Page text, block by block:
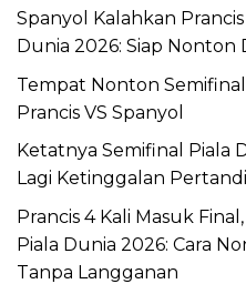
Spanyol Kalahkan
Dunia 2026: Siap
Tempat Nonton
Prancis VS Spanyol
Ketatnya Semifinal Piala
Lagi Ketinggalan
Prancis 4 Kali Masuk
Piala Dunia 2026: Cara
Tanpa Langganan